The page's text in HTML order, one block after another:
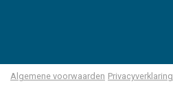
Algemene voorwaarden Privacyverklaring